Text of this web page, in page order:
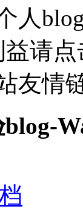
人
请
友情